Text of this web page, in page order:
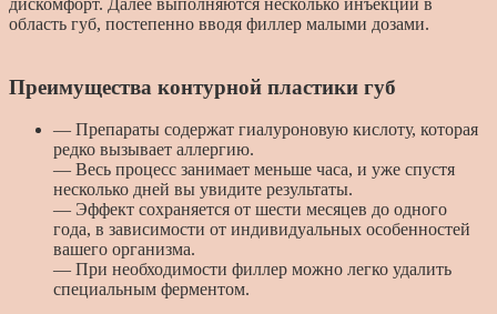
дискомфорт. Далее выполняются несколько инъекций в
область губ, постепенно вводя филлер малыми дозами.
Преимущества контурной пластики губ
— Препараты содержат гиалуроновую кислоту, которая
редко вызывает аллергию.
— Весь процесс занимает меньше часа, и уже спустя
несколько дней вы увидите результаты.
— Эффект сохраняется от шести месяцев до одного
года, в зависимости от индивидуальных особенностей
вашего организма.
— При необходимости филлер можно легко удалить
специальным ферментом.